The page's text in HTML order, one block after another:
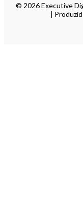
© 2026 Executive
|